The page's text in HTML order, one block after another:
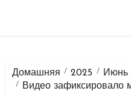
Домашняя 2025 Июнь
Видео зафиксировало